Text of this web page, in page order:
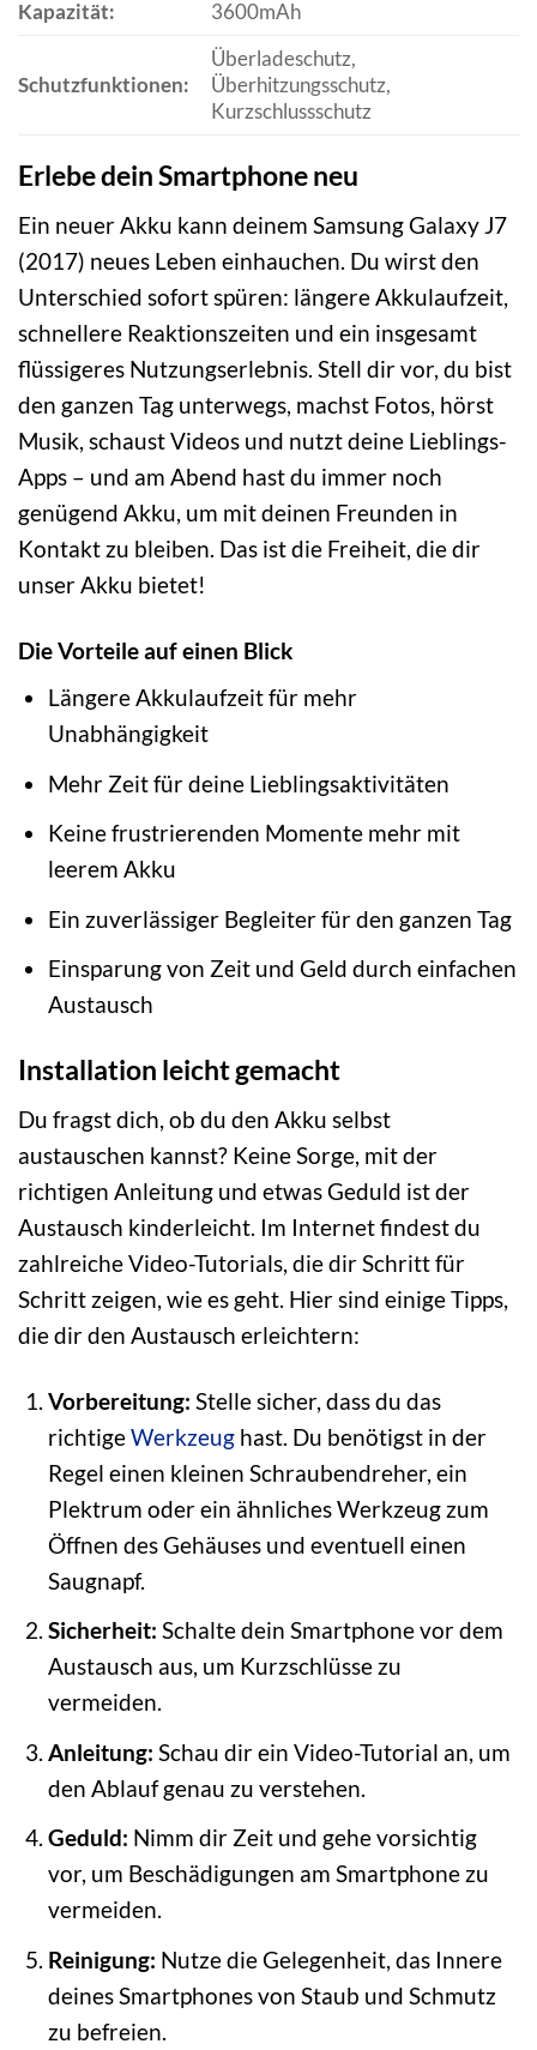
Kapazität: 3600mAh
Schutzfunktionen:
Überladeschutz,
Überhitzungsschutz,
Kurzschlussschutz
Erlebe dein Smartphone neu
Ein neuer Akku kann deinem Samsung Galaxy J7
(2017) neues Leben einhauchen. Du wirst den
Unterschied sofort spüren: längere Akkulaufzeit,
schnellere Reaktionszeiten und ein insgesamt
flüssigeres Nutzungserlebnis. Stell dir vor, du bist
den ganzen Tag unterwegs, machst Fotos, hörst
Musik, schaust Videos und nutzt deine Lieblings-
Apps – und am Abend hast du immer noch
genügend Akku, um mit deinen Freunden in
Kontakt zu bleiben. Das ist die Freiheit, die dir
unser Akku bietet!
Die Vorteile auf einen Blick
Längere Akkulaufzeit für mehr
Unabhängigkeit
Mehr Zeit für deine Lieblingsaktivitäten
Keine frustrierenden Momente mehr mit
leerem Akku
Ein zuverlässiger Begleiter für den ganzen Tag
Einsparung von Zeit und Geld durch einfachen
Austausch
Installation leicht gemacht
Du fragst dich, ob du den Akku selbst
austauschen kannst? Keine Sorge, mit der
richtigen Anleitung und etwas Geduld ist der
Austausch kinderleicht. Im Internet findest du
zahlreiche Video-Tutorials, die dir Schritt für
Schritt zeigen, wie es geht. Hier sind einige Tipps,
die dir den Austausch erleichtern:
Vorbereitung: Stelle sicher, dass du das
richtigeWerkzeughast. Du benötigst in der
Regel einen kleinen Schraubendreher, ein
Plektrum oder ein ähnliches Werkzeug zum
Öffnen des Gehäuses und eventuell einen
Saugnapf.
Sicherheit: Schalte dein Smartphone vor dem
Austausch aus, um Kurzschlüsse zu
vermeiden.
Anleitung: Schau dir ein Video-Tutorial an, um
den Ablauf genau zu verstehen.
Geduld: Nimm dir Zeit und gehe vorsichtig
vor, um Beschädigungen am Smartphone zu
vermeiden.
Reinigung: Nutze die Gelegenheit, das Innere
deines Smartphones von Staub und Schmutz
zu befreien.